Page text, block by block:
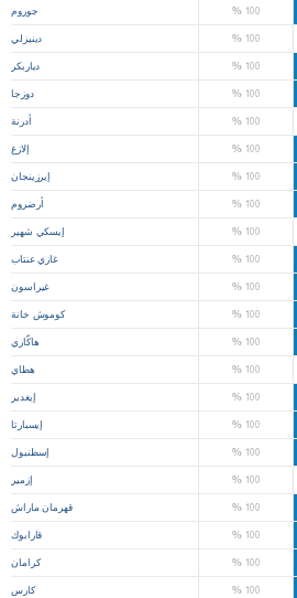
جوروم %100
دينيزلي %100
دياربكر %100
دوزجا %100
أدرنة %100
إلازغ %100
إيرزينجان %100
أرضروم %100
إيسكي شهير %100
غازي عنتاب %100
غيراسون %100
كوموش خانة %100
هاكّاري %100
هطاي %100
إيغدير %100
إيسبارتا %100
إسطنبول %100
إزمير %100
قهرمان ماراش %100
قارابوك %100
كرامان %100
كارس %100